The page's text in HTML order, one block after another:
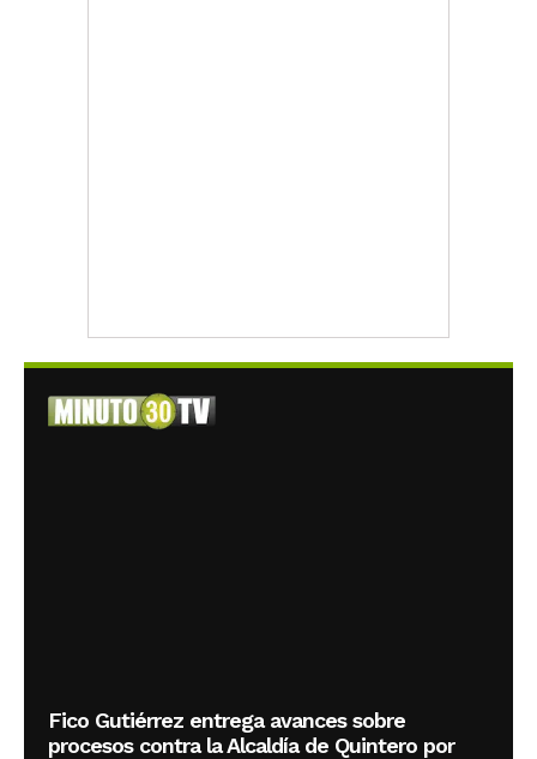
Fico Gutiérrez entrega avances sobre
procesos contra la Alcaldía de Quintero por